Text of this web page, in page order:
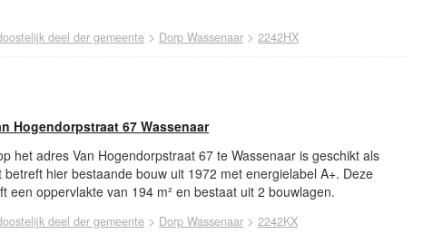
deel der gemeente > Dorp Wassenaar > 2242HX
Hogendorpstraat 67 Wassenaar
het adres Van Hogendorpstraat 67 te Wassenaar is geschikt als
betreft hier bestaande bouw uit 1972 met energielabel A+. Deze
een oppervlakte van 194 m² en bestaat uit 2 bouwlagen.
deel der gemeente > Dorp Wassenaar > 2242KX